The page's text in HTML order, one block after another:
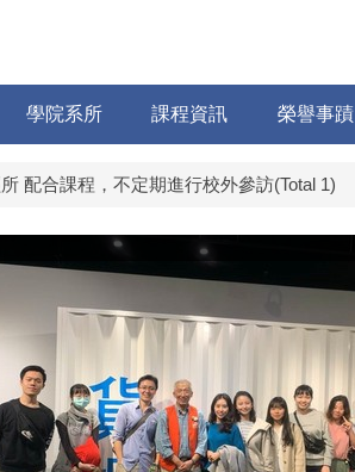
學院系所 課程資訊 榮譽事蹟
配合課程，不定期進行校外參訪(Total 1)